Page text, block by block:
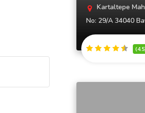
Kartaltepe
No: 29/A 34040